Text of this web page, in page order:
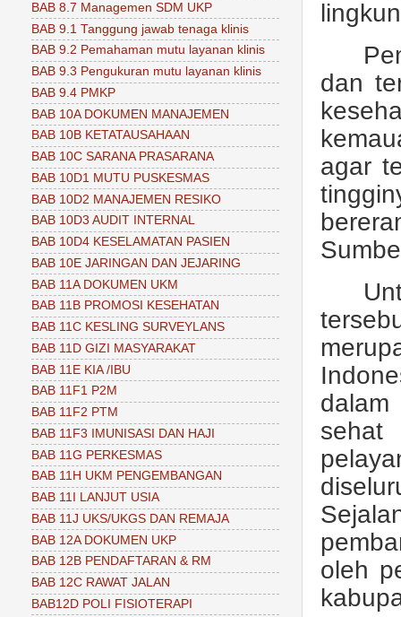
dan
agar
oleh
BAB 8.7 Managemen SDM UKP
BAB 9.1 Tanggung jawab tenaga klinis
BAB 9.2 Pemahaman mutu layanan klinis
BAB 9.3 Pengukuran mutu layanan klinis
BAB 9.4 PMKP
BAB 10A DOKUMEN MANAJEMEN
BAB 10B KETATAUSAHAAN
BAB 10C SARANA PRASARANA
BAB 10D1 MUTU PUSKESMAS
BAB 10D2 MANAJEMEN RESIKO
BAB 10D3 AUDIT INTERNAL
BAB 10D4 KESELAMATAN PASIEN
BAB 10E JARINGAN DAN JEJARING
BAB 11A DOKUMEN UKM
BAB 11B PROMOSI KESEHATAN
BAB 11C KESLING SURVEYLANS
BAB 11D GIZI MASYARAKAT
BAB 11E KIA /IBU
BAB 11F1 P2M
BAB 11F2 PTM
BAB 11F3 IMUNISASI DAN HAJI
BAB 11G PERKESMAS
BAB 11H UKM PENGEMBANGAN
BAB 11I LANJUT USIA
BAB 11J UKS/UKGS DAN REMAJA
BAB 12A DOKUMEN UKP
BAB 12B PENDAFTARAN & RM
BAB 12C RAWAT JALAN
BAB12D POLI FISIOTERAPI